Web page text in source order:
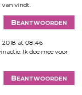
vindt.
Beantwoorden
2018 at 08:46
Ik doe mee voor
Beantwoorden